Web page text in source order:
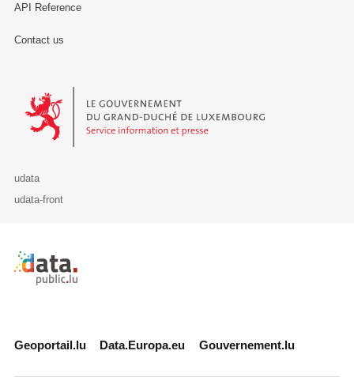
API Reference
Contact us
Le Gouvernement du Grand-Duché de Luxembourg - Service
udata
udata-front
Retour à l'accueil de data.public.lu
Geoportail.lu Data.Europa.eu Gouvernement.lu